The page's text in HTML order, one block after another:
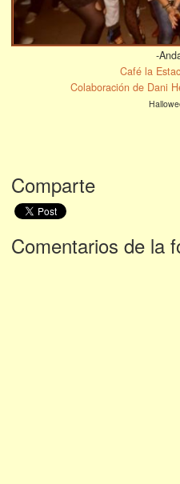
-
Café la
Colaboración de Dani
Comparte
Comentarios de la